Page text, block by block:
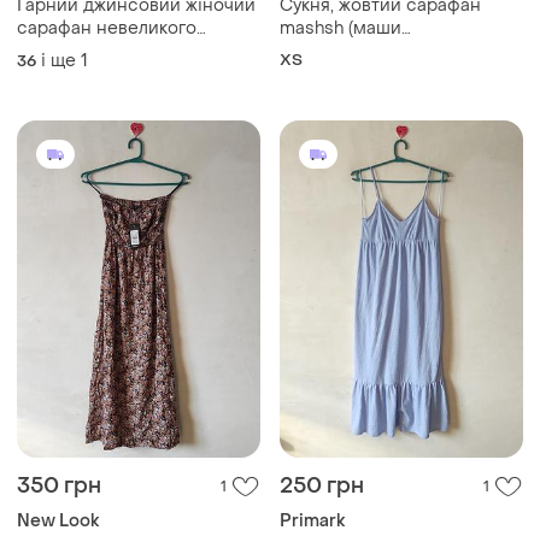
Гарний джинсовий жіночий
сарафан невеликого
розміру
36 і ще 1
Сукня, жовтий сарафан
mashsh (маши
єфросиніної), розмір xs (34)
ХS
350 грн 1
New Look
250 грн 1
Primark